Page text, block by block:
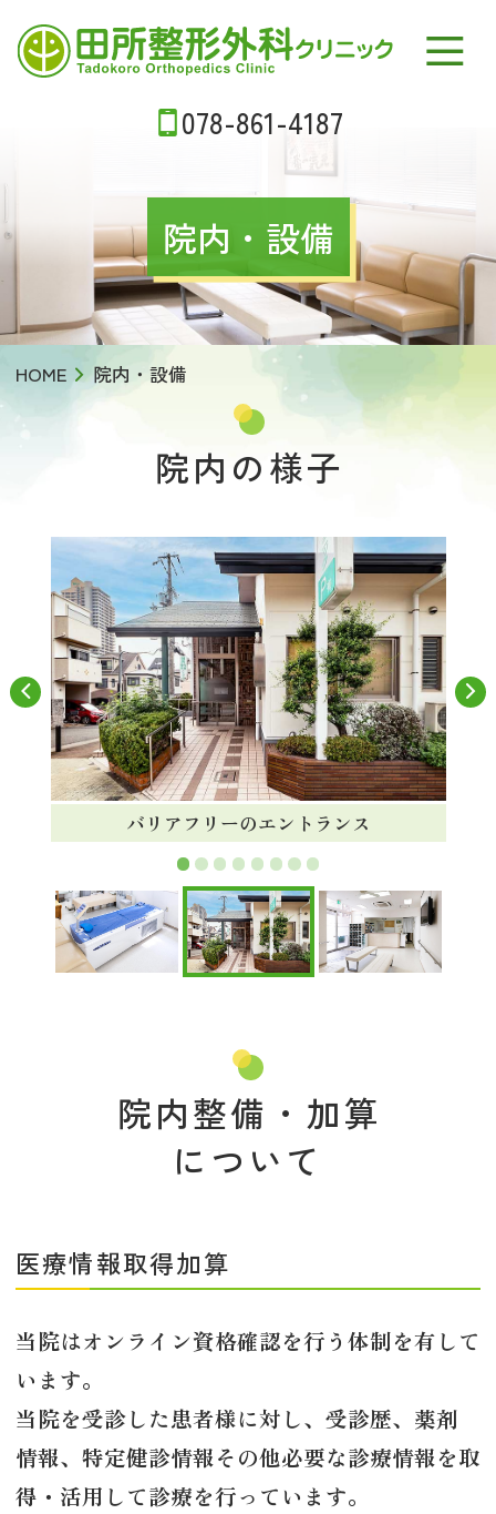
田所整形外科クリニック
078-861-4187
HOME 院内・設備
院内・設備
院内の様子
バリアフリーのエントランス
院内整備・加算
について
医療情報取得加算
当院はオンライン資格確認を行う体制を有して
います。
当院を受診した患者様に対し、受診歴、薬剤
情報、特定健診情報その他必要な診療情報を取
得・活用して診療を行っています。